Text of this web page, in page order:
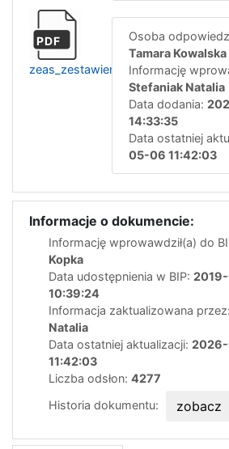
PDF
Osoba
Tamara Kowalska
Informację
Stefaniak Natalia
Data dodania:
14:33:35
Data ostatniej
05-06 11:42:03
Informacje o dokumencie:
Informację wprowawdził(a) do
Kopka
Data udostępnienia w BIP:
10:39:24
Informacja zaktualizowana przez:
Natalia
Data ostatniej aktualizacji:
11:42:03
Liczba odsłon: 4277
Historia dokumentu:
zobacz